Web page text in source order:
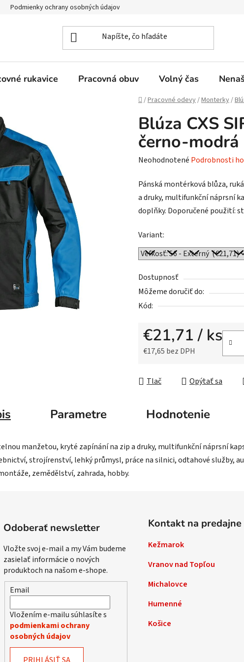
Podmienky ochrany osobných údajov
rukavice Pracovná obuv Volný čas
Domov
/Pracovné odevy/Monterky/
Blúza CXS
černo-modrá
Priemerné
produktu
je
0,0
5
hviezdičiek.
Neohodnotené Podrobnosti
Pánská montérková blůza,
a druky, multifunkční náprsní
doplňky. Doporučené použití:
Variant:
Dostupnosť
Môžeme doručiť do:
Kód:
€21,71/ ks
€17,65 bez DPH
Tlač Opýtať sa
Parametre Hodnotenie
manžetou, kryté zapínání na zip a druky, multifunkční náprsní
strojírenství, lehký průmysl, práce na silnici, odtahové služby,
zemědělství, zahrada, hobby.
Odoberať newsletter
Vložte svoj e-mail a my Vám budeme
zasielať informácie o nových
produktoch na našom e-shope.
Email
Vložením e-mailu súhlasíte s
podmienkami ochrany
osobných údajov
Kontakt na predajne
Kežmarok
Vranov nad Topľou
Michalovce
Humenné
Košice